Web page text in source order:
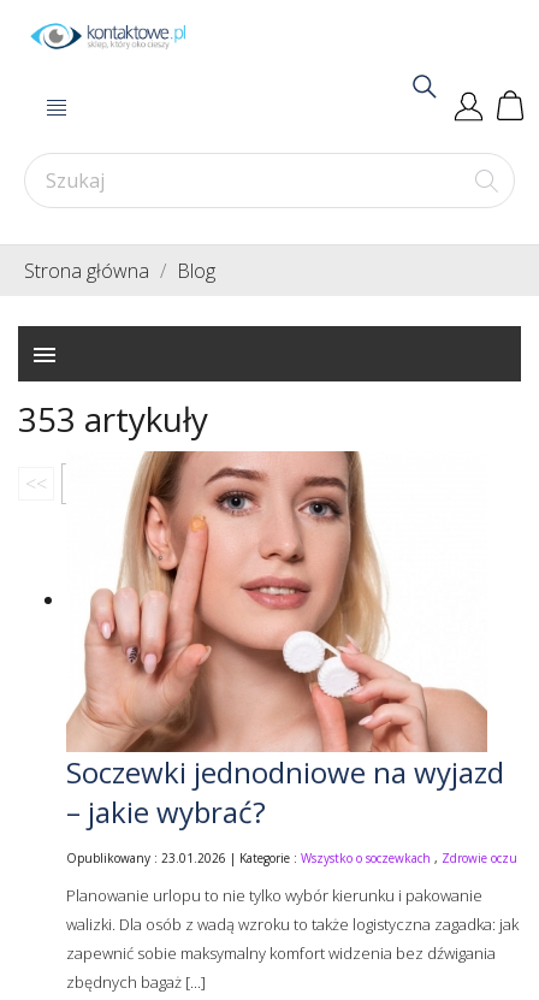
Strona główna Blog
menu
353 artykuły
<< 3 5 ... >>
Soczewki jednodniowe na wyjazd
– jakie wybrać?
Opublikowany : 23.01.2026 | Kategorie : Wszystko o soczewkach , Zdrowie oczu
Planowanie urlopu to nie tylko wybór kierunku i pakowanie
walizki. Dla osób z wadą wzroku to także logistyczna zagadka: jak
zapewnić sobie maksymalny komfort widzenia bez dźwigania
zbędnych bagaż [...]